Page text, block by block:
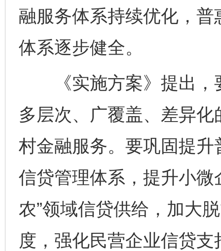
融服务体系持续优化，
体系逐步健全。
《实施方案》提出，
多层次、广覆盖、差异
村金融服务。要巩固提
信贷管理体系，提升小微
农”领域信贷供给，加大
度，强化民营企业信贷